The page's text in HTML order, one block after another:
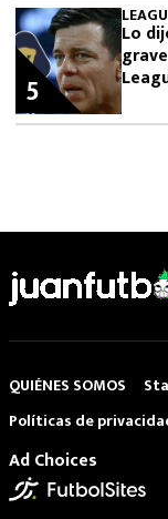
Lo
5
QUIÉNES SOMOS
Políticas de
Ad Choices